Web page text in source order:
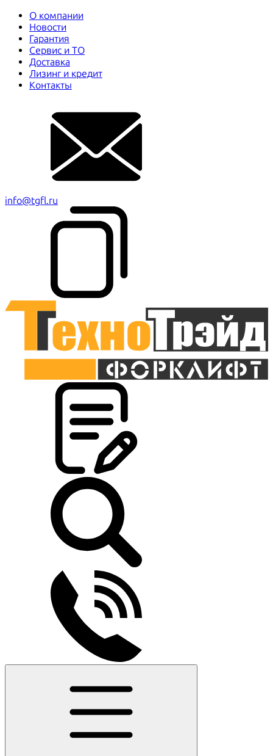
О компании
Новости
Гарантия
Сервис и ТО
Доставка
Лизинг и кредит
Контакты
info@tgfl.ru